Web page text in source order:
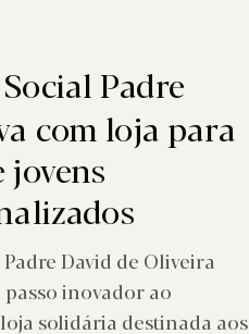
Padre
com loja para
jovens
David de Oliveira
inovador ao
solidária destinada aos